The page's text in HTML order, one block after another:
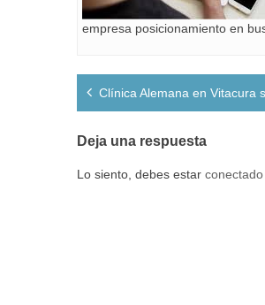
empresa posicionamiento en
Navegación
de
entradas
Clínica Alemana en Vitacura
Deja una respuesta
Lo siento, debes estar conectado